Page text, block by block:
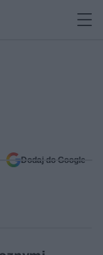
Dodaj do Google